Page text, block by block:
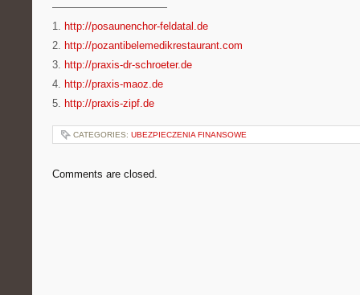
———————————
1. http://posaunenchor-feldatal.de
2. http://pozantibelemedikrestaurant.com
3. http://praxis-dr-schroeter.de
4. http://praxis-maoz.de
5. http://praxis-zipf.de
CATEGORIES: UBEZPIECZENIA FINANSOWE
Comments are closed.